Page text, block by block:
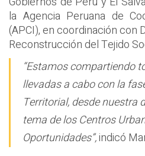
la Agencia Peruana de
(APCI), en coordinación con
Reconstrucción del Tejido
“Estamos compartiendo
llevadas a cabo con la
Territorial, desde nuestra
tema de los Centros
Oportunidades”,indicó